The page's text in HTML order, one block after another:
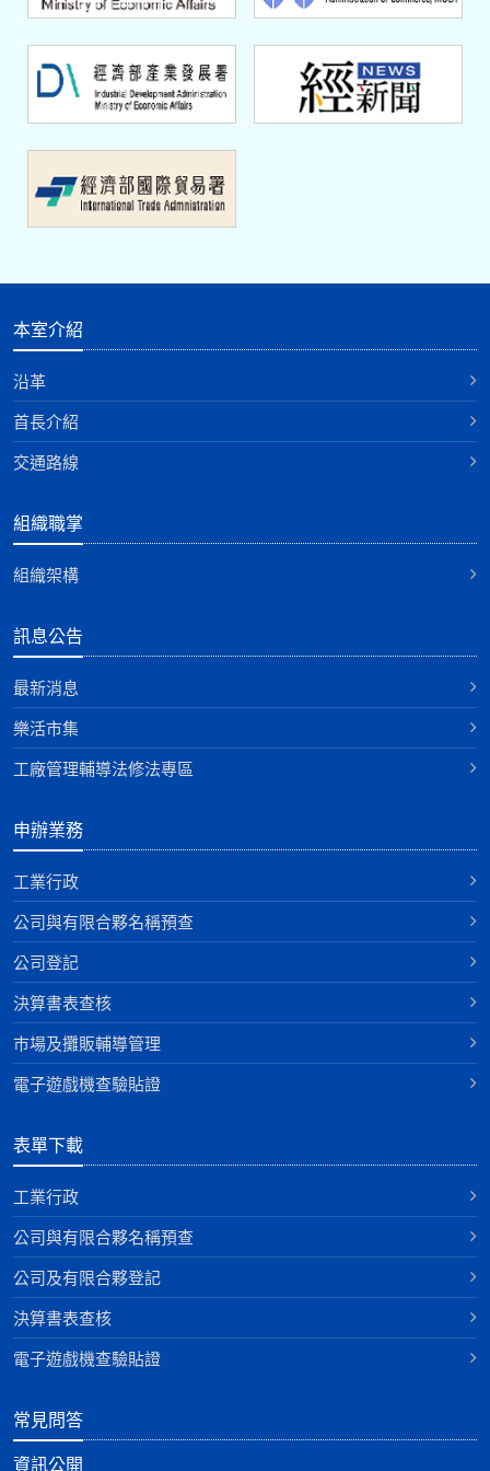
本室介紹
沿革
首長介紹
交通路線
組織職掌
組織架構
訊息公告
最新消息
樂活市集
工廠管理輔導法修法專區
申辦業務
工業行政
公司與有限合夥名稱預查
公司登記
決算書表查核
巿場及攤販輔導管理
電子遊戲機查驗貼證
表單下載
工業行政
公司與有限合夥名稱預查
公司及有限合夥登記
決算書表查核
電子遊戲機查驗貼證
常見問答
資訊公開